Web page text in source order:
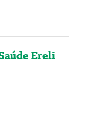
Ereli